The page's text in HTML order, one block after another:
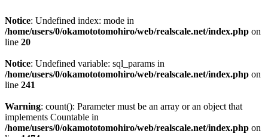
Notice: Undefined index: mode in
/home/users/0/okamototomohiro/web/realscale.net/index.php on
line 20
Notice: Undefined variable: sql_params in
/home/users/0/okamototomohiro/web/realscale.net/index.php on
line 241
Warning: count(): Parameter must be an array or an object that
implements Countable in
/home/users/0/okamototomohiro/web/realscale.net/index.php on